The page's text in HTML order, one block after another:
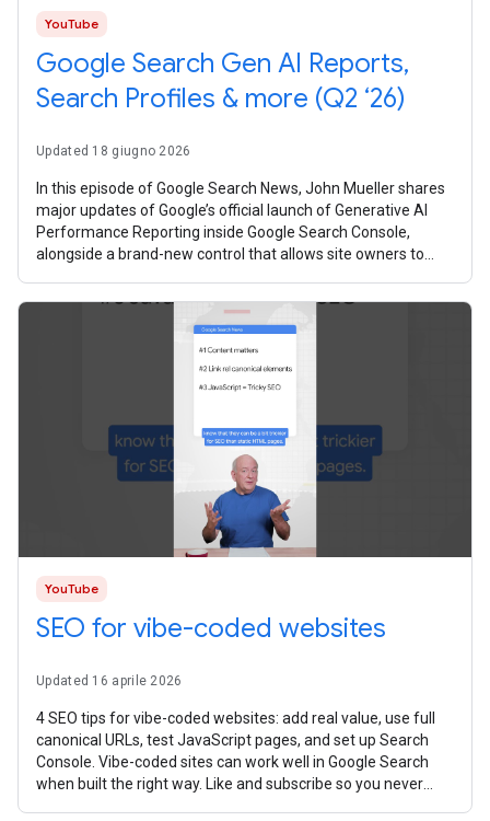
YouTube
Google Search Gen AI Reports,
Search Profiles & more (Q2 ‘26)
Updated 18 giugno 2026
In this episode of Google Search News, John Mueller shares
major updates of Google’s official launch of Generative AI
Performance Reporting inside Google Search Console,
alongside a brand-new control that allows site owners to
YouTube
SEO for vibe-coded websites
Updated 16 aprile 2026
4 SEO tips for vibe-coded websites: add real value, use full
canonical URLs, test JavaScript pages, and set up Search
Console. Vibe-coded sites can work well in Google Search
when built the right way. Like and subscribe so you never